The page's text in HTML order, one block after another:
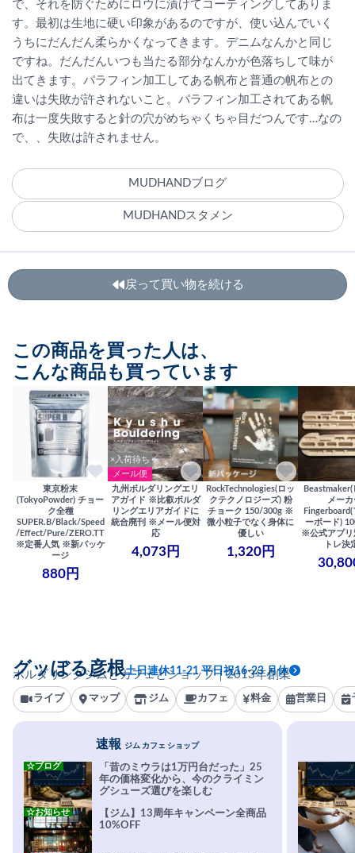
で、それを防ぐためにロウに漬けてコーティングしてありま
す。最初は生地に硬い印象があるのですが、使い込んでいく
うちにだんだん柔らかくなってきます。デニムなんかと同じ
ですね。だんだんいつも当たる部分なんかが色落ちして味が
出てきます。パラフィン加工してある帆布と普通の帆布との
違いは失敗が許されないこと。パラフィン加工されてある帆
布は一度失敗すると針の穴がめちゃくちゃ目だつんです…なの
で、、失敗は許されません。
MUDHANDブログ
MUDHANDスタメン
戻って買い物を続ける
この商品を買った人は、
こんな商品も買っています
東京粉末
(TokyoPowder) チョー
ク全種
SUPER.B/Black/Speed
/Effect/Pure/ZERO.TT
※定番人気 ※新パッケ
ージ
880円
×入荷待ち
メール便
九州ボルダリングエリ
アガイド ※比叡ボルダ
リングエリアガイドに
統合廃刊 ※メール便対
応
4,073円
RockTechnologies(ロッ
クテクノロジーズ) 粉
チョーク 150/300g ※
微小粒子でなく身体に
優しい
1,320円
メーカ
ーボード)
※公式アプ
トレ決
ボルダリングジムとカフェとショップ｜2013年創業
グッぼる彦根土日連休11-21 平日祝16-23 月休
ライブ マップ ジム カフェ 料金 営業日
速報 ジム カフェ ショップ
「昔のミウラは1万円台だった」25
年の価格変化から、今のクライミン
グシューズ選びを楽しむ
☆ブログ
【ジム】13周年キャンペーン全商品
10%OFF
☆お知らせ